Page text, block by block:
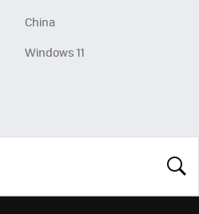
China
Windows 11